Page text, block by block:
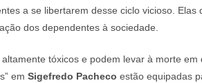
a se libertarem desse ciclo vicioso. Elas
dos dependentes à sociedade.
tóxicos e podem levar à morte em
em Sigefredo Pacheco estão equipadas